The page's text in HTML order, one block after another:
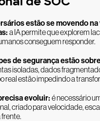
estão se movendo
a IA permite que explorem
conseguem responder.
de segurança estão
isoladas, dados
real estão impedindo a
evoluir: é necessário
criado para velocidade,